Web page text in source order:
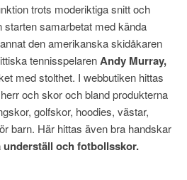
trots moderiktiga snitt och
starten samarbetat med kända
den amerikanska skidåkaren
tennisspelarenAndy Murray,
med stolthet. I webbutiken hittas
och skor och bland produkterna
golfskor, hoodies, västar,
barn. Här hittas även bra handskar
och fotbollsskor.